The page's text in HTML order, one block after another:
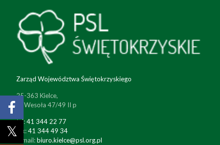
Zarząd Województwa Świętokrzyskiego
25-363 Kielce,
ul. Wesoła 47/49 II p
tel:41 344 22 77
fax:41 344 49 34
e-mail:biuro.kielce@psl.org.pl